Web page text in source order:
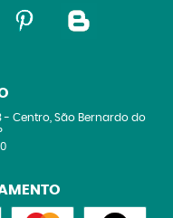
- Centro, São Bernardo do